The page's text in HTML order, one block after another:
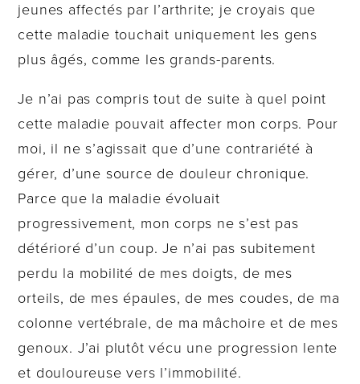
jeunes affectés par l’arthrite; je croyais que
cette maladie touchait uniquement les gens
plus âgés, comme les grands-parents.
Je n’ai pas compris tout de suite à quel point
cette maladie pouvait affecter mon corps. Pour
moi, il ne s’agissait que d’une contrariété à
gérer, d’une source de douleur chronique.
Parce que la maladie évoluait
progressivement, mon corps ne s’est pas
détérioré d’un coup. Je n’ai pas subitement
perdu la mobilité de mes doigts, de mes
orteils, de mes épaules, de mes coudes, de ma
colonne vertébrale, de ma mâchoire et de mes
genoux. J’ai plutôt vécu une progression lente
et douloureuse vers l’immobilité.